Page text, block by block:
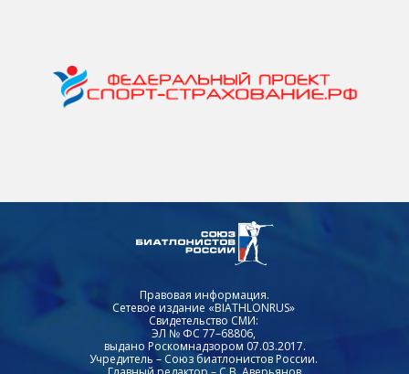
Правовая информация.
Сетевое издание «BIATHLONRUS»
Свидетельство СМИ:
ЭЛ № ФС 77–68806,
выдано Роскомнадзором 07.03.2017.
Учредитель – Союз биатлонистов России.